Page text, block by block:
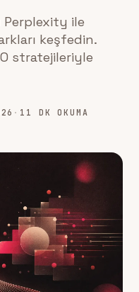
Perplexity ile
keşfedin.
stratejileriyle
· 11 DK OKUMA